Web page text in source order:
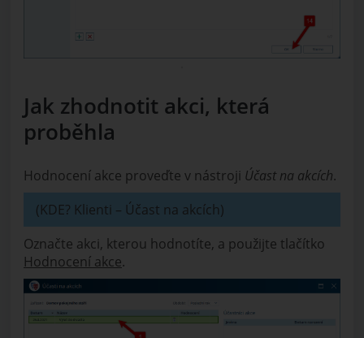
Jak zhodnotit akci, která
proběhla
Hodnocení akce proveďte v nástroji Účast na akcích.
(KDE? Klienti – Účast na akcích)
Označte akci, kterou hodnotíte, a použijte tlačítko
Hodnocení akce.